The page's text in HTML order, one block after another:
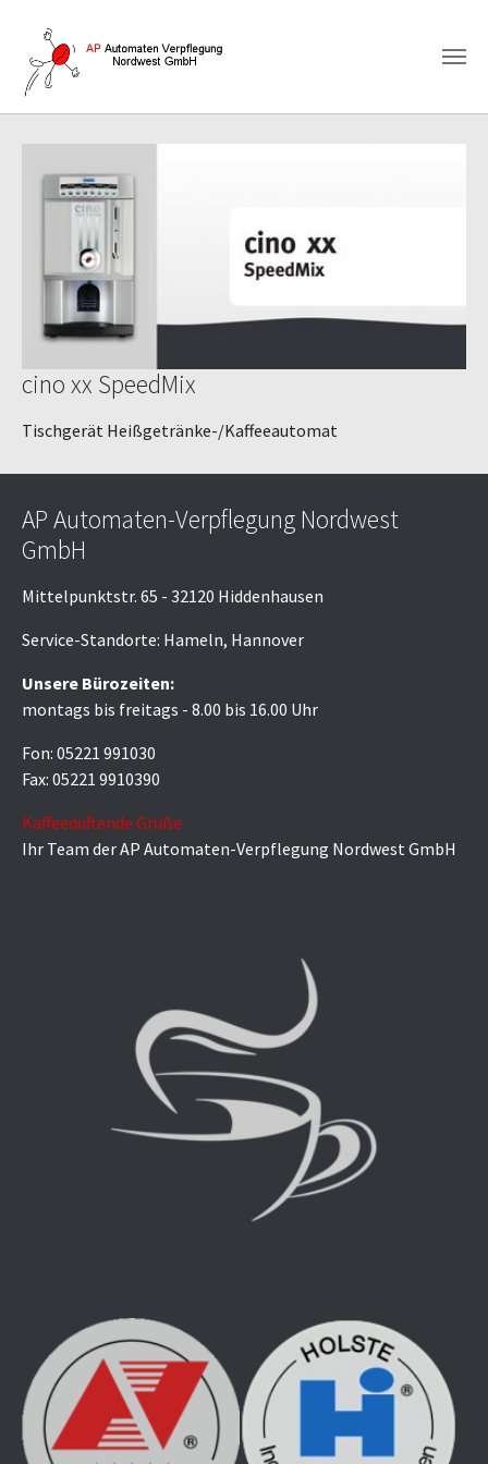
cino xx SpeedMix
Tischgerät Heißgetränke-/Kaffeeautomat
AP Automaten-Verpflegung Nordwest
GmbH
Mittelpunktstr. 65 - 32120 Hiddenhausen
Service-Standorte: Hameln, Hannover
Unsere Bürozeiten:
montags bis freitags - 8.00 bis 16.00 Uhr
Fon: 05221 991030
Fax: 05221 9910390
Kaffeeduftende Grüße
Ihr Team der AP Automaten-Verpflegung Nordwest GmbH